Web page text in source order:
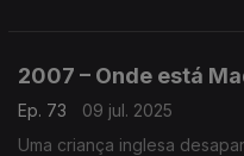
2007 – Onde está
Ep. 73
09 jul. 2025
Uma criança inglesa